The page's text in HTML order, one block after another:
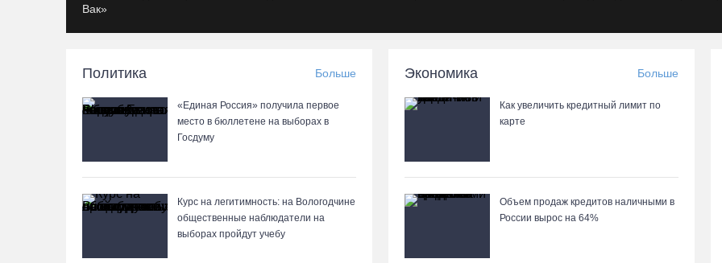
Вак»
Политика Больше
«Единая Россия» получила первое
место в бюллетене на выборах в
Госдуму
Курс на легитимность: на Вологодчине
общественные наблюдатели на
выборах пройдут учебу
Экономика Больше
Как увеличить кредитный лимит по
карте
Объем продаж кредитов наличными в
России вырос на 64%